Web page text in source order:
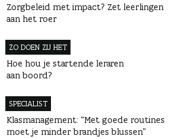
Zorgbeleid met impact? Zet leerlingen
aan het roer
ZO DOEN ZIJ HET
Hoe hou je startende leraren
aan boord?
SPECIALIST
Klasmanagement: “Met goede routines
moet je minder brandjes blussen”